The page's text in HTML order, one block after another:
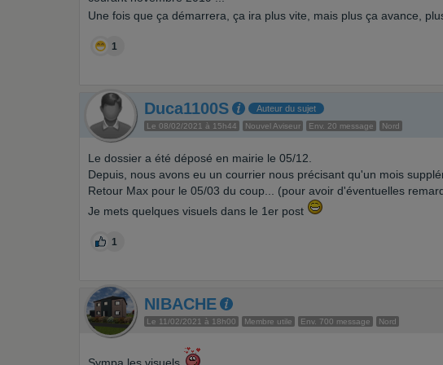
Une fois que ça démarrera, ça ira plus vite, mais plus ça avance,
1
Duca1100S Auteur du sujet
Le 08/02/2021 à 15h44 Nouvel Aviseur Env. 20 message Nord
Le dossier a été déposé en mairie le 05/12.
Depuis, nous avons eu un courrier nous précisant qu'un mois
Retour Max pour le 05/03 du coup... (pour avoir d'éventuelles
Je mets quelques visuels dans le 1er post
1
NIBACHE
Le 11/02/2021 à 18h00 Membre utile Env. 700 message Nord